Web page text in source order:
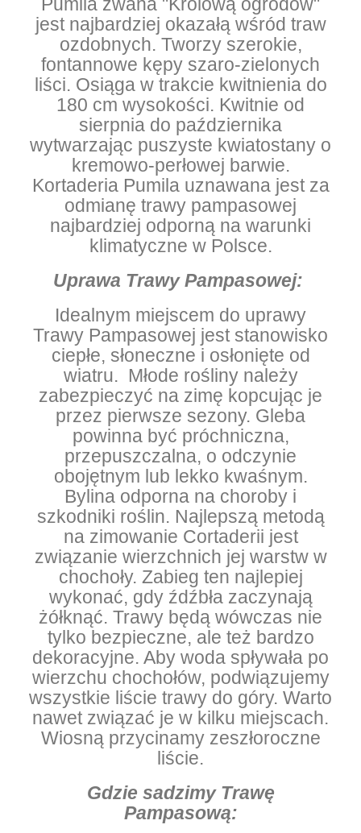
jest najbardziej okazałą wśród traw
ozdobnych. Tworzy szerokie,
fontannowe kępy szaro-zielonych
liści. Osiąga w trakcie kwitnienia do
180 cm wysokości. Kwitnie od
sierpnia do października
wytwarzając puszyste kwiatostany o
kremowo-perłowej barwie.
Kortaderia Pumila uznawana jest za
odmianę trawy pampasowej
najbardziej odporną na warunki
klimatyczne w Polsce.
Uprawa Trawy Pampasowej:
Idealnym miejscem do uprawy
Trawy Pampasowej jest stanowisko
ciepłe, słoneczne i osłonięte od
wiatru. Młode rośliny należy
zabezpieczyć na zimę kopcując je
przez pierwsze sezony. Gleba
powinna być próchniczna,
przepuszczalna, o odczynie
obojętnym lub lekko kwaśnym.
Bylina odporna na choroby i
szkodniki roślin. Najlepszą metodą
na zimowanie Cortaderii jest
związanie wierzchnich jej warstw w
chochoły. Zabieg ten najlepiej
wykonać, gdy źdźbła zaczynają
żółknąć. Trawy będą wówczas nie
tylko bezpieczne, ale też bardzo
dekoracyjne. Aby woda spływała po
wierzchu chochołów, podwiązujemy
wszystkie liście trawy do góry. Warto
nawet związać je w kilku miejscach.
Wiosną przycinamy zeszłoroczne
liście.
Gdzie sadzimy Trawę
Pampasową: